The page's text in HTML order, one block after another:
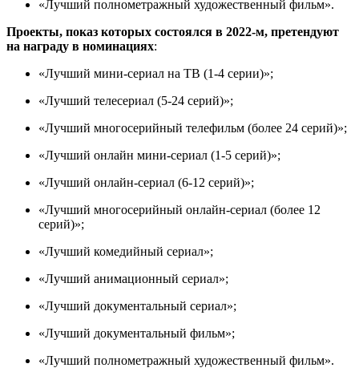
«Лучший полнометражный художественный фильм».
Проекты, показ которых состоялся в 2022-м, претендуют
на награду в номинациях:
«Лучший мини-сериал на ТВ (1-4 серии)»;
«Лучший телесериал (5-24 серий)»;
«Лучший многосерийный телефильм (более 24 серий)»;
«Лучший онлайн мини-сериал (1-5 серий)»;
«Лучший онлайн-сериал (6-12 серий)»;
«Лучший многосерийный онлайн-сериал (более 12
серий)»;
«Лучший комедийный сериал»;
«Лучший анимационный сериал»;
«Лучший документальный сериал»;
«Лучший документальный фильм»;
«Лучший полнометражный художественный фильм».